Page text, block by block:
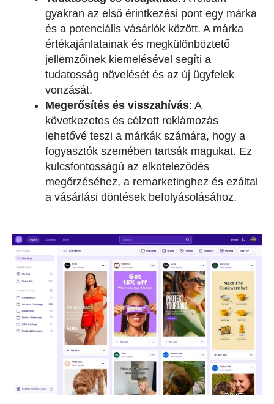
gyakran az első érintkezési pont egy márka
és a potenciális vásárlók között. A márka
értékajánlatainak és megkülönböztető
jellemzőinek kiemelésével segíti a
tudatosság növelését és az új ügyfelek
vonzását.
Megerősítés és visszahívás: A
következetes és célzott reklámozás
lehetővé teszi a márkák számára, hogy a
fogyasztók szemében tartsák magukat. Ez
kulcsfontosságú az elköteleződés
megőrzéséhez, a remarketinghez és ezáltal
a vásárlási döntések befolyásolásához.